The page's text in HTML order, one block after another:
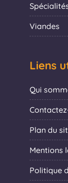
Viandes
Liens
Qui
Plan du
Mentions
Politique